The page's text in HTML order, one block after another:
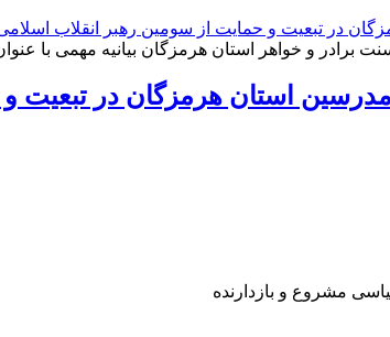
و خواهر استان هرمزگان بیانیه مهمی با
مشروع و بازدارنده